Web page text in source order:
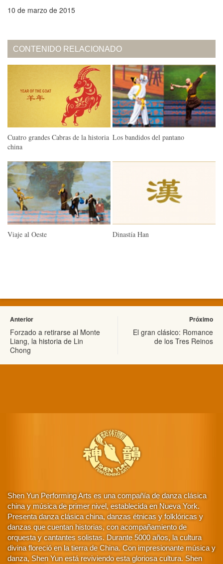
10 de marzo de 2015
CONTENIDO RELACIONADO
Cuatro grandes Cabras de la historia
china
Los bandidos del pantano
Viaje al Oeste Dinastía Han
Anterior
Forzado a retirarse al Monte
Liang, la historia de Lin
Chong
Próximo
El gran clásico: Romance
de los Tres Reinos
Shen Yun Performing Arts es una compañía de danza clásica
china y música de primer nivel, establecida en Nueva York.
Presenta danza clásica china, danzas étnicas y folklóricas y
danzas que cuentan historias, con acompañamiento de
orquesta y cantantes solistas. Durante 5000 años, la cultura
divina floreció en la tierra de China. Con impresionante música y
danza, Shen Yun está reviviendo esta gloriosa cultura. Shen